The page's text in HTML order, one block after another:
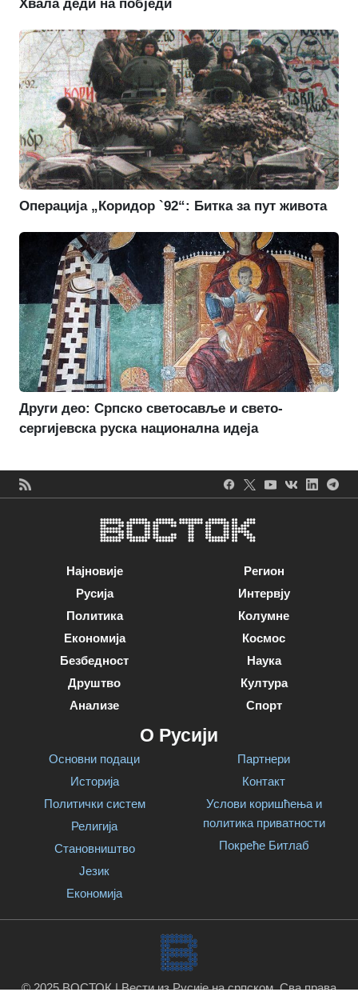
Хвала деди на побједи
Операција „Коридор `92“: Битка за пут живота
Други део: Српско светосавље и свето-
сергијевска руска национална идеја
Најновије
Русија
Политика
Економија
Безбедност
Друштво
Анализе
Регион
Интервју
Колумне
Космос
Наука
Култура
Спорт
О Русији
Основни подаци
Историја
Политички систем
Религија
Становништво
Језик
Економија
Партнери
Контакт
Услови коришћења и
политика приватности
Покреће Битлаб
© 2025 ВОСТОК | Вести из Русије на српском. Сва права